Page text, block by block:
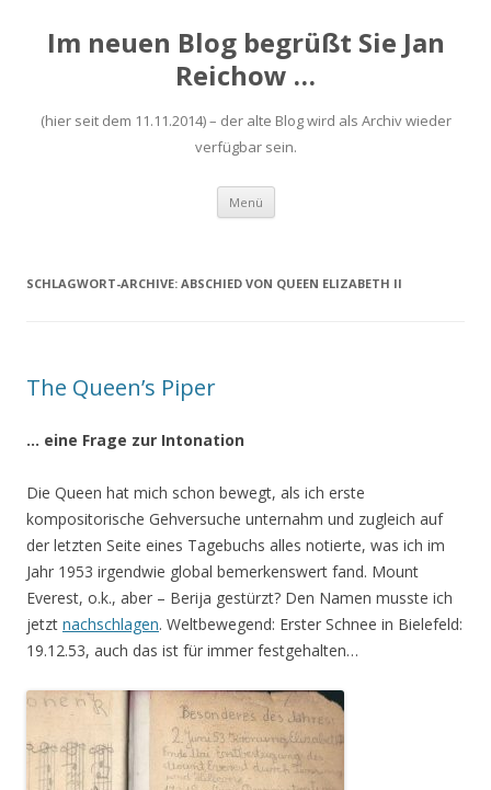
Im neuen Blog begrüßt Sie Jan
Reichow …
(hier seit dem 11.11.2014) – der alte Blog wird als Archiv wieder
verfügbar sein.
Menü Zum
springen
SCHLAGWORT-ARCHIVE: ABSCHIED VON QUEEN ELIZABETH II
The Queen’s Piper
… eine Frage zur Intonation
Die Queen hat mich schon bewegt, als ich erste
kompositorische Gehversuche unternahm und zugleich auf
der letzten Seite eines Tagebuchs alles notierte, was ich im
Jahr 1953 irgendwie global bemerkenswert fand. Mount
Everest, o.k., aber – Berija gestürzt? Den Namen musste ich
jetzt nachschlagen. Weltbewegend: Erster Schnee in Bielefeld:
19.12.53, auch das ist für immer festgehalten…